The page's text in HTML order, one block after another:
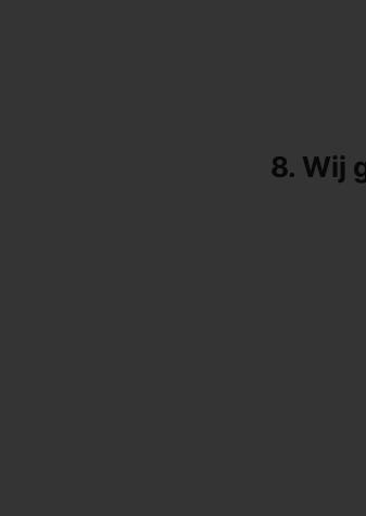
8. Wij